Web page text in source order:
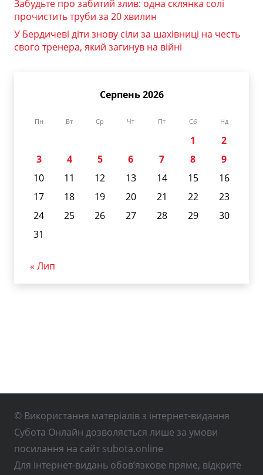
Забудьте про забитий злив: одна склянка солі
прочистить труби за 20 хвилин
У Бердичеві діти знову сіли за шахівниці на честь
свого тренера, який загинув на війні
Серпень 2026
Пн Вт Ср Чт Пт Сб Нд
1
2
3
4 5 6 7 8
9
10
11 12 13 14 15
16
17
18 19 20 21 22
23
24
25 26 27 28 29
30
31
« Лип
© Використання матеріалів з інтернет-видання
Субота Онлайн дозволяється лише за умови
посилання на сайт subota.online
Для інтернет-видань обов’язкове пряме, відкрите